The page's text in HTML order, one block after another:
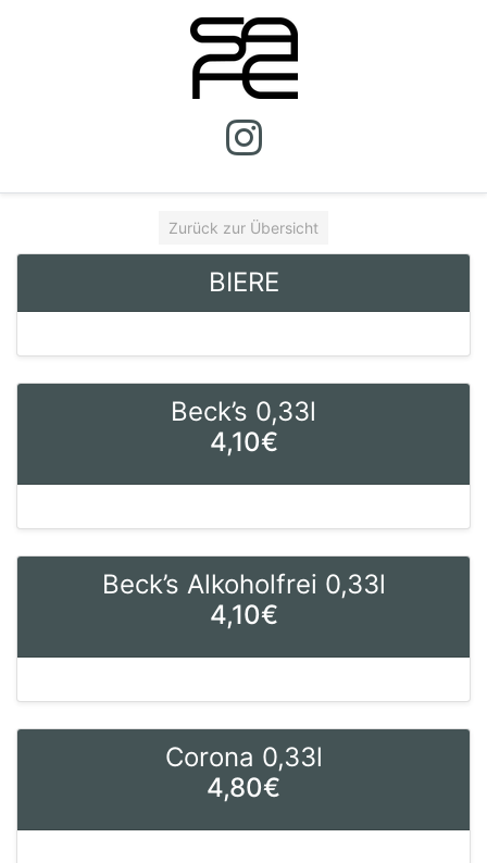
Zurück zur Übersicht
BIERE
Beck’s 0,33l
4,10€
Beck’s Alkoholfrei 0,33l
4,10€
Corona 0,33l
4,80€